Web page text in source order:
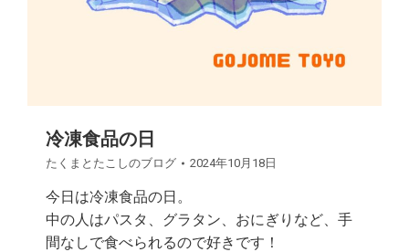
冷凍食品の日
たくまとたこしのブログ 2024年10月18日
今日は冷凍食品の日。
中の人はパスタ、グラタン、おにぎりなど、手
間なしで食べられるので好きです！